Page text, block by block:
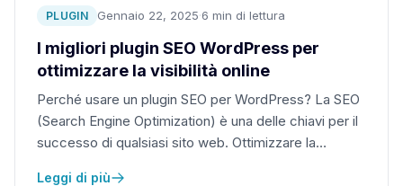
PLUGIN Gennaio 22, 2025·6 min di lettura
I migliori plugin SEO WordPress per
ottimizzare la visibilità online
Perché usare un plugin SEO per WordPress? La SEO
(Search Engine Optimization) è una delle chiavi per il
successo di qualsiasi sito web. Ottimizzare la…
Leggi di più